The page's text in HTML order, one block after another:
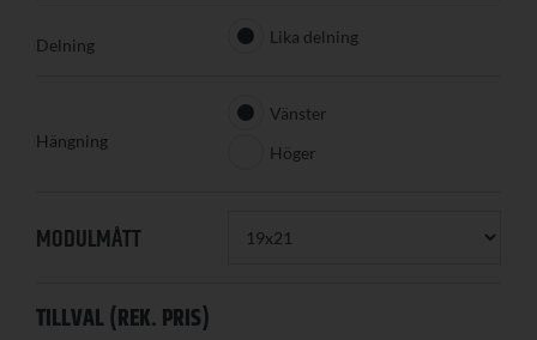
Delning Lika delning
Hängning
Vänster
Höger
MODULMÅTT